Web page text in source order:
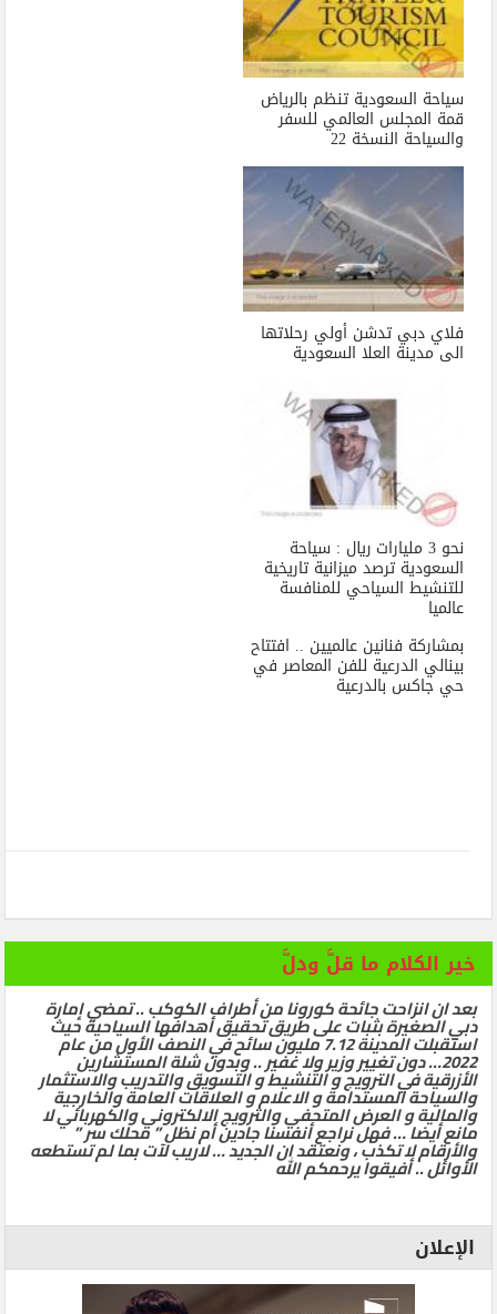
سياحة السعودية تنظم بالرياض
قمة المجلس العالمي للسفر
والسياحة النسخة 22
فلاي دبي تدشن أولي رحلاتها
الى مدينة العلا السعودية
نحو 3 مليارات ريال : سياحة
السعودية ترصد ميزانية تاريخية
للتنشيط السياحي للمنافسة
عالميا
بمشاركة فنانين عالميين .. افتتاح
بينالي الدرعية للفن المعاصر في
حي جاكس بالدرعية
خير الكلام ما قلَّ ودلَّ
بعد ان انزاحت جائحة كورونا من أطراف الكوكب .. تمضي إمارة
دبي الصغيرة بثبات على طريق تحقيق أهدافها السياحية حيث
استقبلت المدينة 7.12 مليون سائح في النصف الأول من عام
2022… دون تغيير وزير ولا غفير .. وبدون شلة المستشارين
الأزرقية في الترويج و التنشيط و التسويق والتدريب والاستثمار
والسياحة المستدامة و الاعلام و العلاقات العامة والخارجية
والمالية و العرض المتحفي والترويج الالكتروني والكهربائي لا
مانع أيضا … فهل نراجع أنفسنا جادين أم نظل ” محلك سر ”
والأرقام لا تكذب ، ونعتقد ان الجديد … لاريب لآت بما لم تستطعه
الأوائل .. أفيقوا يرحمكم الله
الإعلان